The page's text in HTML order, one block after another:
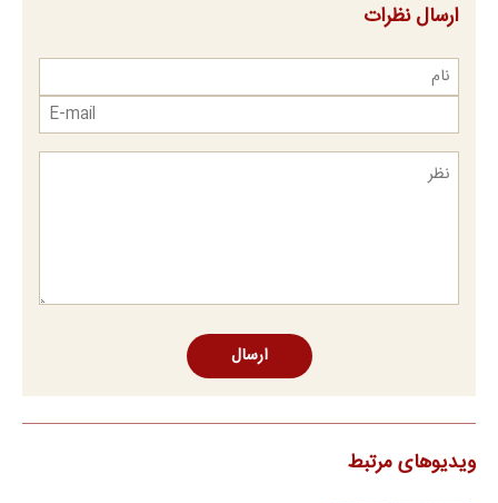
ارسال نظرات
ارسال
ویدیوهای مرتبط